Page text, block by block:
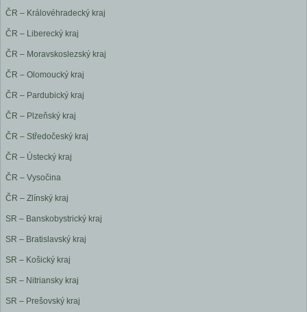
ČR – Královéhradecký kraj
ČR – Liberecký kraj
ČR – Moravskoslezský kraj
ČR – Olomoucký kraj
ČR – Pardubický kraj
ČR – Plzeňský kraj
ČR – Středočeský kraj
ČR – Ústecký kraj
ČR – Vysočina
ČR – Zlínský kraj
SR – Banskobystrický kraj
SR – Bratislavský kraj
SR – Košický kraj
SR – Nitriansky kraj
SR – Prešovský kraj